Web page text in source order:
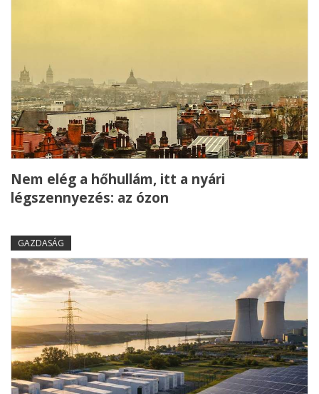
Nem elég a hőhullám, itt a nyári
légszennyezés: az ózon
GAZDASÁG